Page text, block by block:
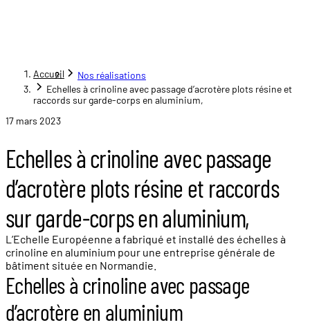
Accueil
Nos réalisations
Echelles à crinoline avec passage d’acrotère plots résine et
raccords sur garde-corps en aluminium,
17 mars 2023
Echelles à crinoline avec passage
d’acrotère plots résine et raccords
sur garde-corps en aluminium,
L’Echelle Européenne a fabriqué et installé des échelles à
crinoline en aluminium pour une entreprise générale de
bâtiment située en Normandie.
Echelles à crinoline avec passage
d’acrotère en aluminium